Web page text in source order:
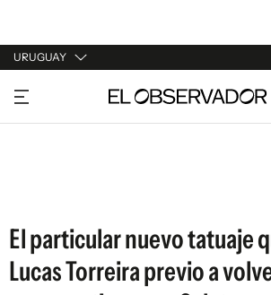
URUGUAY
URUGUAY
ARGENTINA
El particular nuevo tatuaje
Lucas Torreira previo a